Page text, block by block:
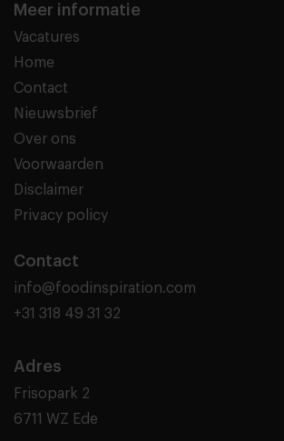
Meer informatie
Vacatures
Home
Contact
Nieuwsbrief
Over ons
Voorwaarden
Disclaimer
Privacy policy
Contact
info@foodinspiration.com
+31 318 49 31 32
Adres
Frisopark 2
6711 WZ Ede